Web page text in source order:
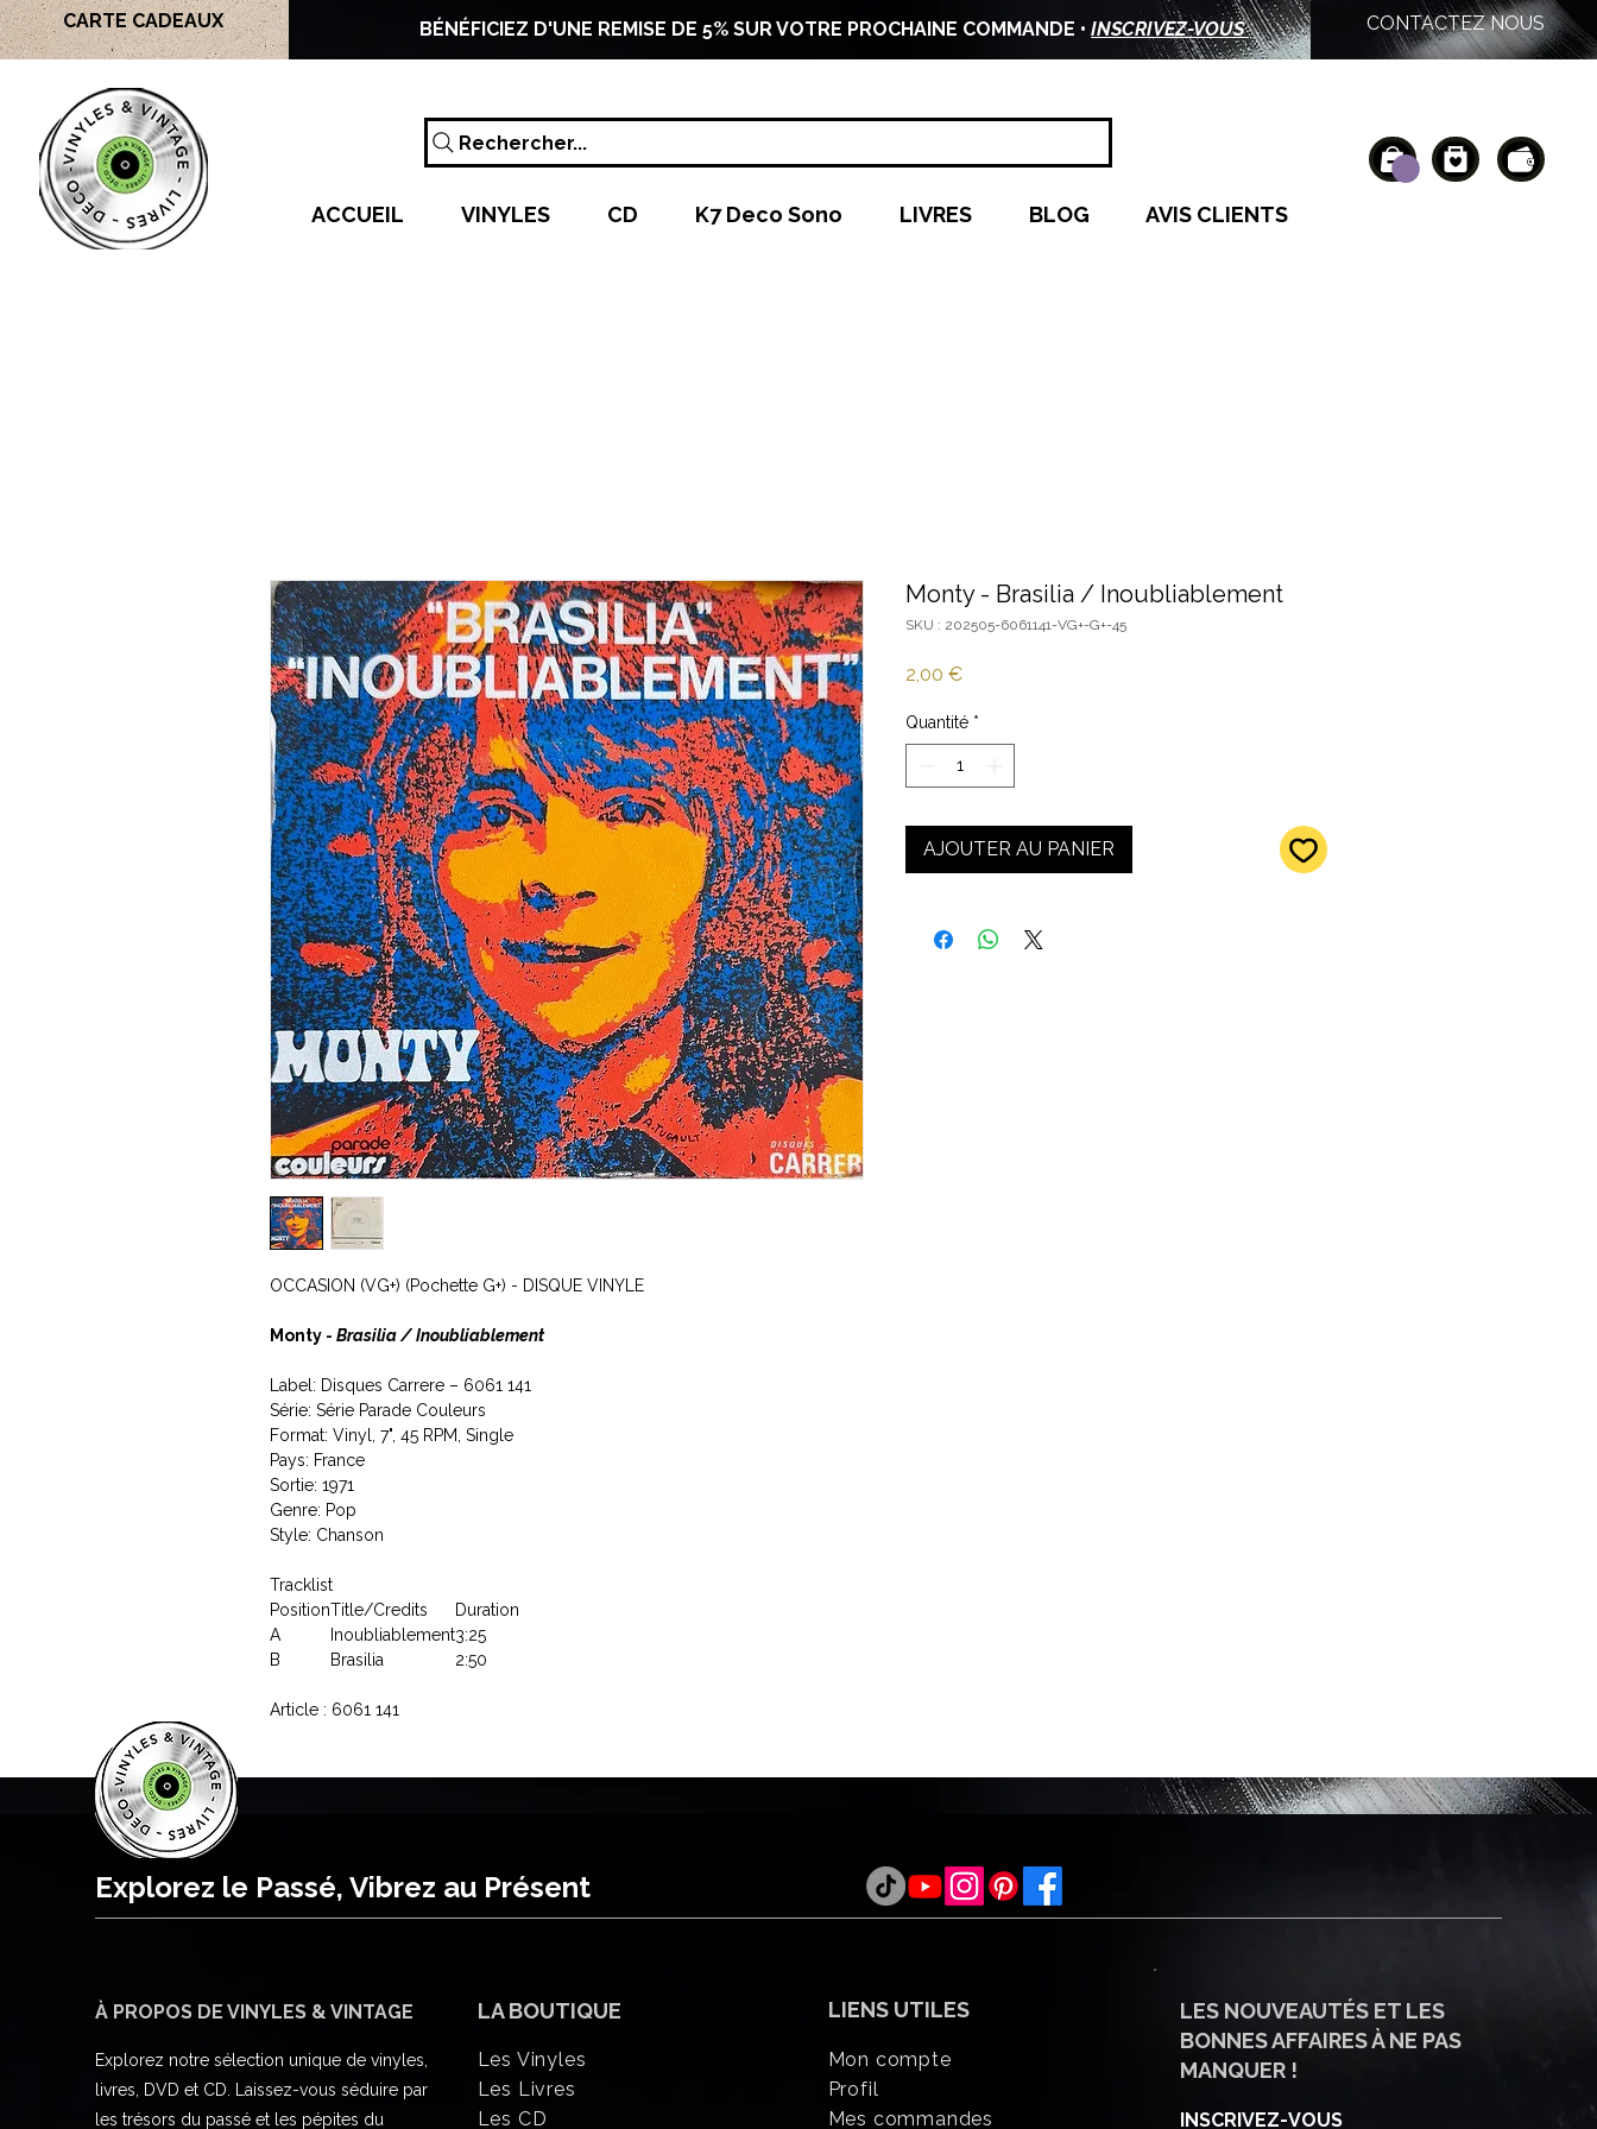
CARTE CADEAUX BÉNÉFICIEZ D'UNE REMISE DE 5% SUR VOTRE PROCHAINE COMMANDE •INSCRIVEZ-VOUS CONTACTEZ NOUS
Rechercher...
ACCUEIL VINYLES CD K7 Deco Sono LIVRES BLOG AVIS CLIENTS
OCCASION (VG+) (Pochette G+) - DISQUE VINYLE
Monty - Brasilia / Inoubliablement
Label: Disques Carrere ‎– 6061 141
Série: Série Parade Couleurs
Format: Vinyl, 7", 45 RPM, Single
Pays: France
Sortie: 1971
Genre: Pop
Style: Chanson
Tracklist
PositionTitle/Credits
Duration
A
Inoubliablement3:25
B
Brasilia 2:50
Article : 6061 141
Monty - Brasilia / Inoubliablement
SKU : 202505-6061141-VG+-G+-45
2,00 €Prix
Quantité *
AJOUTER AU PANIER
Explorez le Passé, Vibrez au Présent
À PROPOS DE VINYLES & VINTAGE
Explorez notre sélection unique de vinyles,
livres, DVD et CD. Laissez-vous séduire par
les trésors du passé et les pépites du
LA BOUTIQUE
Les Vinyles
Les Livres
Les CD
LIENS UTILES
Mon compte
Profil
Mes commandes
LES NOUVEAUTÉS ET LES
BONNES AFFAIRES À NE PAS
MANQUER !
INSCRIVEZ-VOUS